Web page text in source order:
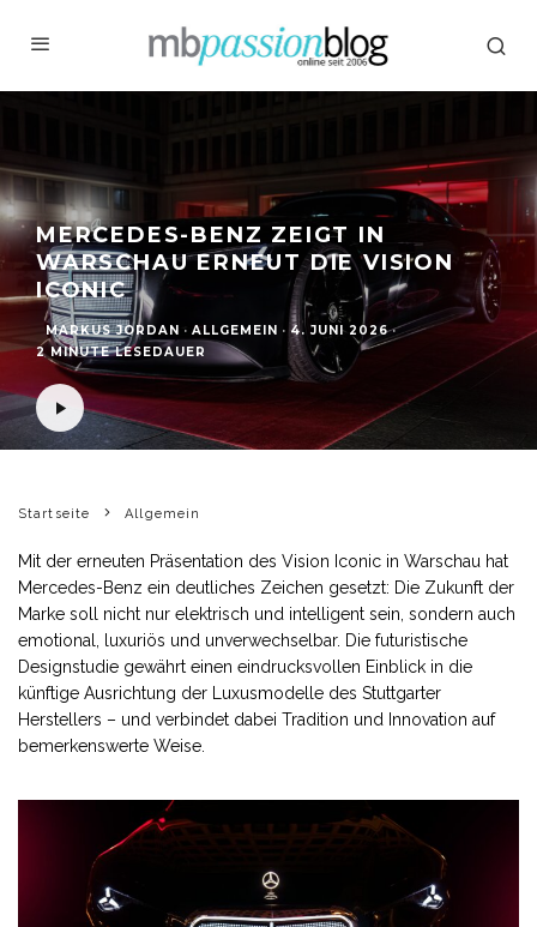
MERCEDES-BENZ ZEIGT IN
WARSCHAU ERNEUT DIE VISION
ICONIC
MARKUS JORDAN · ALLGEMEIN · 4. JUNI 2026 ·
2 MINUTE LESEDAUER
Startseite Allgemein
Mit der erneuten Präsentation des Vision Iconic in Warschau hat
Mercedes-Benz ein deutliches Zeichen gesetzt: Die Zukunft der
Marke soll nicht nur elektrisch und intelligent sein, sondern auch
emotional, luxuriös und unverwechselbar. Die futuristische
Designstudie gewährt einen eindrucksvollen Einblick in die
künftige Ausrichtung der Luxusmodelle des Stuttgarter
Herstellers – und verbindet dabei Tradition und Innovation auf
bemerkenswerte Weise.